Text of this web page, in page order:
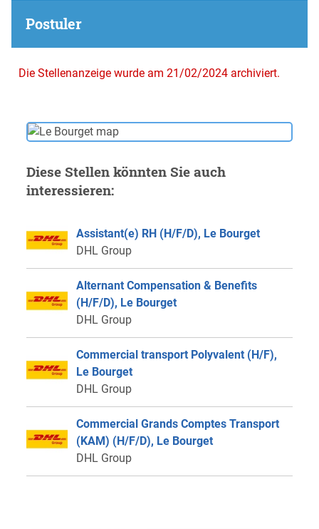
Postuler
Die Stellenanzeige wurde am 21/02/2024 archiviert.
Diese Stellen könnten Sie auch
interessieren:
Assistant(e) RH (H/F/D), Le Bourget
DHL Group
Alternant Compensation & Benefits
(H/F/D), Le Bourget
DHL Group
Commercial transport Polyvalent (H/F),
Le Bourget
DHL Group
Commercial Grands Comptes Transport
(KAM) (H/F/D), Le Bourget
DHL Group